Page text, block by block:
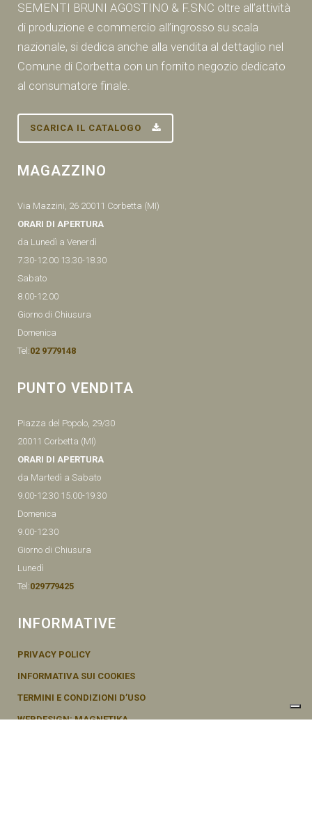
SEMENTI BRUNI AGOSTINO & F.SNC oltre all’attività
di produzione e commercio all’ingrosso su scala
nazionale, si dedica anche alla vendita al dettaglio nel
Comune di Corbetta con un fornito negozio dedicato
al consumatore finale.
SCARICA IL CATALOGO
MAGAZZINO
Via Mazzini, 26 20011 Corbetta (MI)
ORARI DI APERTURA
da Lunedì a Venerdì
7.30-12.00 13.30-18.30
Sabato
8.00-12.00
Giorno di Chiusura
Domenica
Tel:02 9779148
PUNTO VENDITA
Piazza del Popolo, 29/30
20011 Corbetta (MI)
ORARI DI APERTURA
da Martedì a Sabato
9.00-12.30 15.00-19.30
Domenica
9.00-12.30
Giorno di Chiusura
Lunedì
Tel:029779425
INFORMATIVE
PRIVACY POLICY
INFORMATIVA SUI COOKIES
TERMINI E CONDIZIONI D’USO
WEBDESIGN: MAGNETIKA